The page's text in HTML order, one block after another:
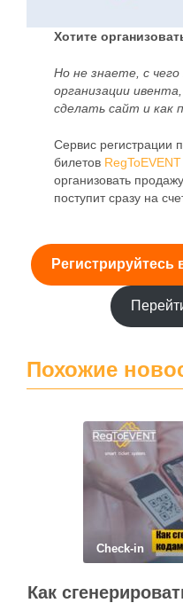
Хотите
Но не знаете, с
организации
сделать сайт и как
Сервис регистрации
билетов RegToEVENT
организовать
поступит сразу на
Регистрируйтесь
Похожие
Check-in